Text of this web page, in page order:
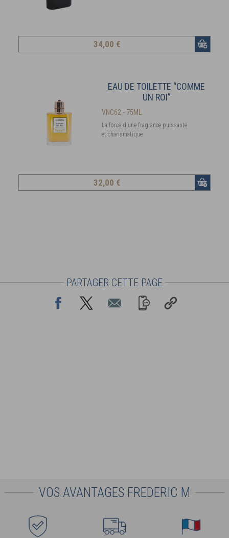
34,00 €
EAU DE TOILETTE “COMME
UN ROI”
VNC62 - 75ML
La force d'une fragrance puissante
et charismatique
32,00 €
PARTAGER CETTE PAGE
VOS AVANTAGES FREDERIC M